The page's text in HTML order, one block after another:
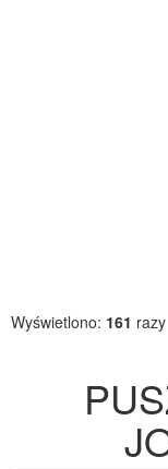
Wyświetlono: 161 razy